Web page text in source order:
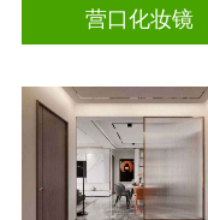
营口化妆镜